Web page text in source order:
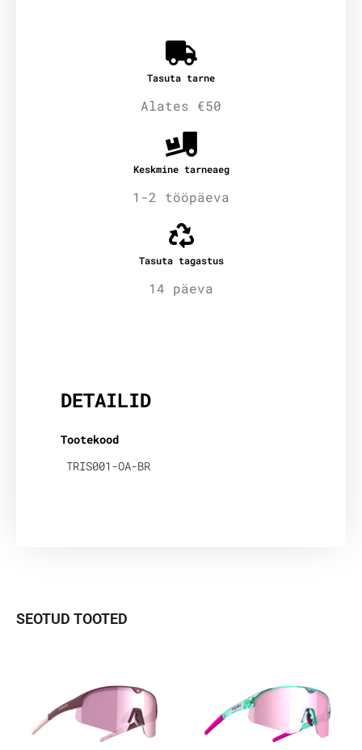
Tasuta tarne
Alates €50
Keskmine tarneaeg
1-2 tööpäeva
Tasuta tagastus
14 päeva
DETAILID
Tootekood
TRIS001-OA-BR
SEOTUD TOOTED